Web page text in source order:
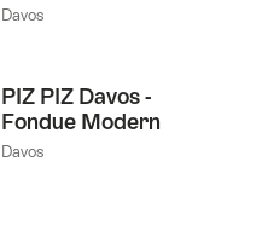
Davos
PIZ PIZ Davos -
Fondue Modern
Davos